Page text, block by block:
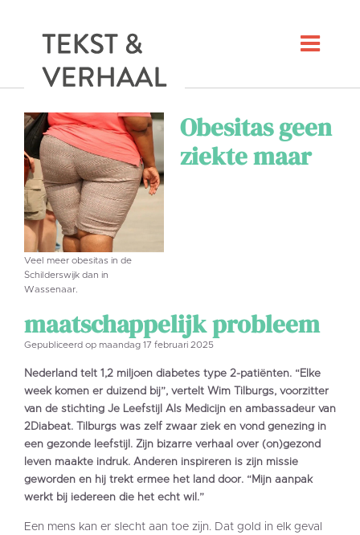
Veel meer obesitas in de
Schilderswijk dan in
Wassenaar.
Obesitas geen
ziekte maar
maatschappelijk probleem
Gepubliceerd op maandag 17 februari 2025
Nederland telt 1,2 miljoen diabetes type 2-patiënten. “Elke
week komen er duizend bij”, vertelt Wim Tilburgs, voorzitter
van de stichting Je Leefstijl Als Medicijn en ambassadeur van
2Diabeat. Tilburgs was zelf zwaar ziek en vond genezing in
een gezonde leefstijl. Zijn bizarre verhaal over (on)gezond
leven maakte indruk. Anderen inspireren is zijn missie
geworden en hij trekt ermee het land door. “Mijn aanpak
werkt bij iedereen die het echt wil.”
Een mens kan er slecht aan toe zijn. Dat gold in elk geval